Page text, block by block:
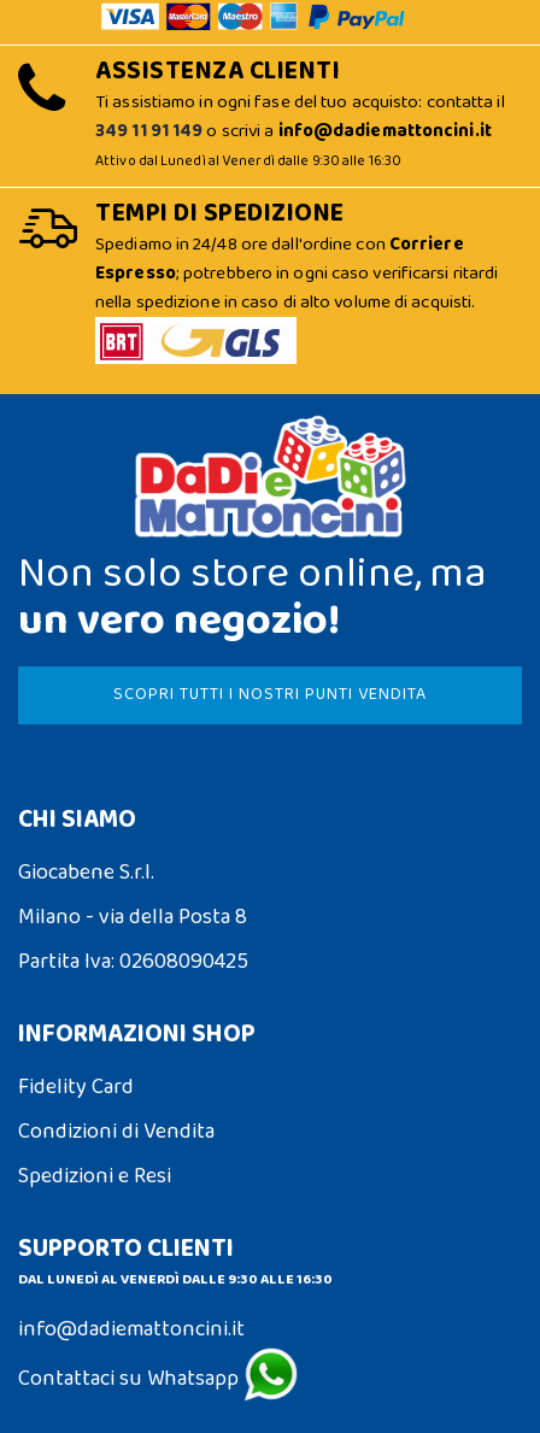
ASSISTENZA CLIENTI
Ti assistiamo in ogni fase del tuo acquisto: contatta il
349 11 91 149o scrivi a info@dadiemattoncini.it
Attivo dal Lunedì al Venerdì dalle 9:30 alle 16:30
TEMPI DI SPEDIZIONE
Spediamo in 24/48 ore dall'ordine con Corriere
Espresso; potrebbero in ogni caso verificarsi ritardi
nella spedizione in caso di alto volume di acquisti.
Non solo store online, ma
un vero negozio!
SCOPRI TUTTI I NOSTRI PUNTI VENDITA
CHI SIAMO
Giocabene S.r.l.
Milano - via della Posta 8
Partita Iva: 02608090425
INFORMAZIONI SHOP
Fidelity Card
Condizioni di Vendita
Spedizioni e Resi
SUPPORTO CLIENTI
DAL LUNEDÌ AL VENERDÌ DALLE 9:30 ALLE 16:30
info@dadiemattoncini.it
Contattaci su Whatsapp